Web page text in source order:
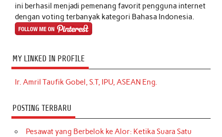
ini berhasil menjadi pemenang favorit pengguna internet
dengan voting terbanyak kategori Bahasa Indonesia.
MY LINKED IN PROFILE
Ir. Amril Taufik Gobel, S.T, IPU, ASEAN Eng.
POSTING TERBARU
Pesawat yang Berbelok ke Alor: Ketika Suara Satu